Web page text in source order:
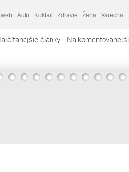
Auto Koktail Zdravie Žena Varecha
články